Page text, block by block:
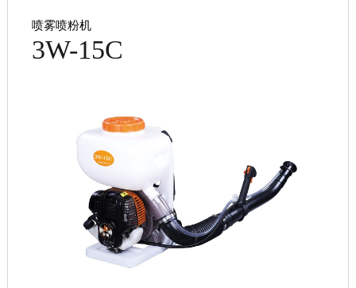
喷雾喷粉机
3W-15C